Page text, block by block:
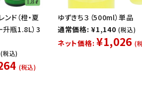
ド（橙・夏
瓶1.8L）3
(税込)
(税込)
ゆずきち３（500ml）単品
通常価格: ¥1,140 (税込)
ネット価格: ¥1,026 (